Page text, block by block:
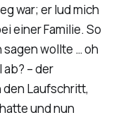
war; er lud mich
einer Familie. So
wollte … oh
– der
Laufschritt,
und nun